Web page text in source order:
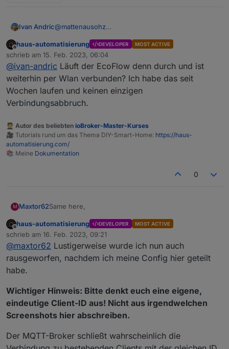
Ivan Andric@mattenausohz
mit dem MQTT Explorer statt dem ioBroker
verbunden und der meldet auch "Disconnected
from server". Es scheint wohl an ecoflow zu
liegen.
Offline
haus-automatisierung DEVELOPER MOST ACTIVE
schrieb am 15. Feb. 2023, 06:04
zuletzt editiert von
@ivan-andric Läuft der EcoFlow denn durch und ist
weiterhin per Wlan verbunden? Ich habe das seit
Wochen laufen und keinen einzigen
Verbindungsabbruch.
🧑‍🎓 Autor des beliebten ioBroker-Master-Kurses
🎥 Tutorials rund um das Thema DIY-Smart-Home: https://haus-
automatisierung.com/
📚 Meine Dokumentation
0
M Maxtor62Same here,
Disconnected frommqtt.ecoflow.com: undefined
(Delta Max und iOS)
Offline
haus-automatisierung DEVELOPER MOST ACTIVE
schrieb am 16. Feb. 2023, 09:21
zuletzt editiert von
@maxtor62 Lustigerweise wurde ich nun auch
rausgeworfen, nachdem ich meine Config hier geteilt
habe.
Wichtiger Hinweis: Bitte denkt euch eine eigene,
eindeutige Client-ID aus! Nicht aus irgendwelchen
Screenshots hier abschreiben.
Der MQTT-Broker schließt wahrscheinlich die